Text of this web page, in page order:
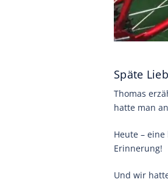
Späte
Thomas
hatte man
Heute –
Erinnerung!
Und wir